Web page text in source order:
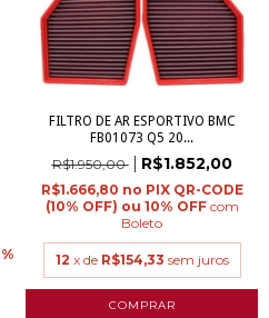
FILTRO DE AR ESPORTIVO BMC
FB01073 Q5 20...
R$1.950,00 R$1.852,00
R$1.666,80
com
Boleto
12 x de R$154,33 sem juros